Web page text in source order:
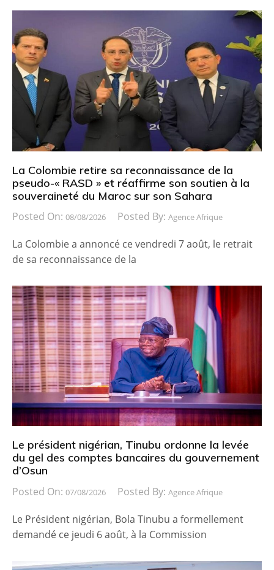
La Colombie retire sa reconnaissance de la
pseudo-« RASD » et réaffirme son soutien à la
souveraineté du Maroc sur son Sahara
Posted On: 08/08/2026 Posted By: Agence Afrique
La Colombie a annoncé ce vendredi 7 août, le retrait
de sa reconnaissance de la
Le président nigérian, Tinubu ordonne la levée
du gel des comptes bancaires du gouvernement
d’Osun
Posted On: 07/08/2026 Posted By: Agence Afrique
Le Président nigérian, Bola Tinubu a formellement
demandé ce jeudi 6 août, à la Commission